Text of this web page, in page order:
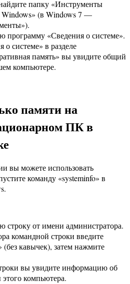
папку «Инструменты
(в Windows 7 —
программу «Сведения о системе».
системе» в разделе
память» вы увидите общий
компьютере.
памяти на
ПК в
вы можете использовать
команду «systeminfo» в
строку от имени администратора.
командной строки введите
(без кавычек), затем нажмите
вы увидите информацию об
компьютера.